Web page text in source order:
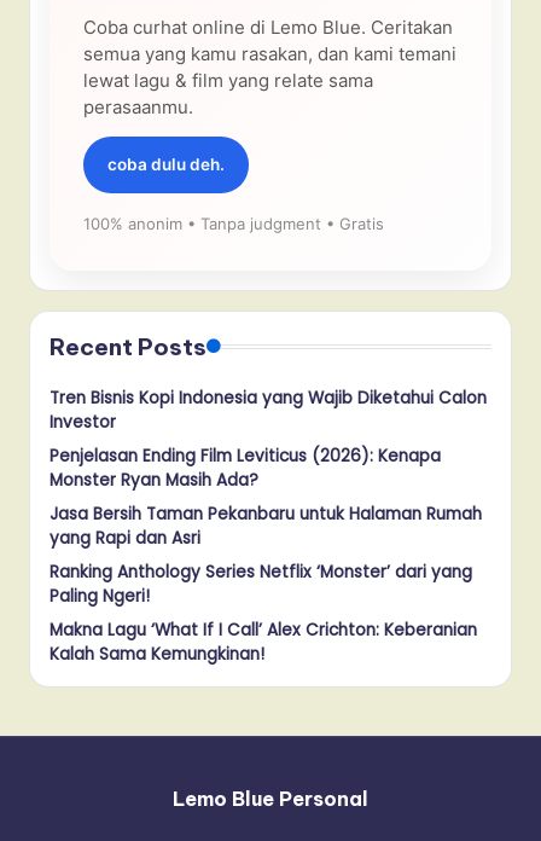
Coba curhat online di Lemo Blue. Ceritakan
semua yang kamu rasakan, dan kami temani
lewat lagu & film yang relate sama
perasaanmu.
coba dulu deh.
100% anonim • Tanpa judgment • Gratis
Recent Posts
Tren Bisnis Kopi Indonesia yang Wajib Diketahui Calon
Investor
Penjelasan Ending Film Leviticus (2026): Kenapa
Monster Ryan Masih Ada?
Jasa Bersih Taman Pekanbaru untuk Halaman Rumah
yang Rapi dan Asri
Ranking Anthology Series Netflix ‘Monster’ dari yang
Paling Ngeri!
Makna Lagu ‘What If I Call’ Alex Crichton: Keberanian
Kalah Sama Kemungkinan!
Lemo Blue Personal